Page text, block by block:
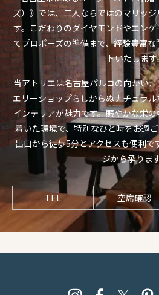
ズ）》では、二人ならではのマリッ
す。こだわりのダイヤモンドやエン
てプロポーズの準備まで、経験豊富
トいたします
当アトリエは名古屋パルコの向かい
エリーショップらしからぬナチュラ
インテリアが魅力です。賑やかな栄
着いた環境で、特別なひと時をお過
出口から徒歩5分とアクセスも便利で
ジから承ります
TEL 空席確認